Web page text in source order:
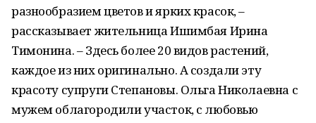
разнообразием цветов и ярких красок, –
рассказывает жительница Ишимбая Ирина
Тимонина. – Здесь более 20 видов растений,
каждое из них оригинально. А создали эту
красоту супруги Степановы. Ольга Николаевна с
мужем облагородили участок, с любовью